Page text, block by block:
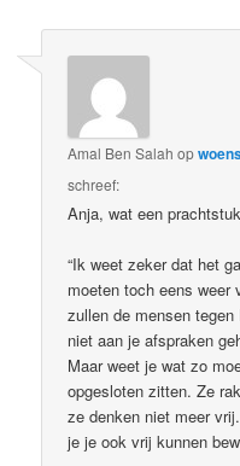
Amal Ben Salah op
schreef:
Anja, wat een
“Ik weet zeker dat het
moeten toch eens weer
zullen de mensen
niet aan je afspraken
Maar weet je wat zo
opgesloten zitten. Ze
ze denken niet meer
je je ook vrij kunnen